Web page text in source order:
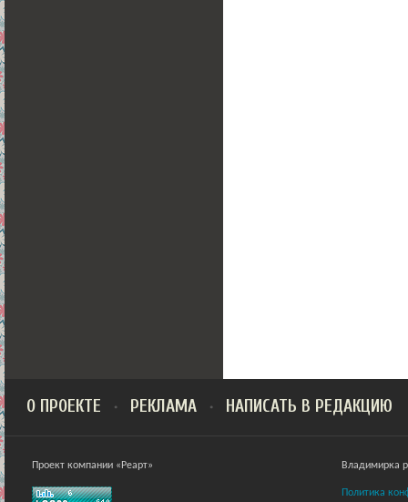
О ПРОЕКТЕ РЕКЛАМА НАПИСАТЬ В РЕДАКЦИЮ
Проект компании «Реарт» Владимирка
Политика